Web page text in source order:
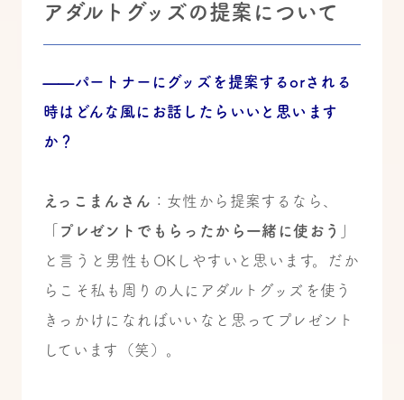
アダルトグッズの提案について
——パートナーにグッズを提案するorされる
時はどんな風にお話したらいいと思います
か？
えっこまんさん ：女性から提案するなら、
プレゼントでもらったから一緒に使おう
と言うと男性もOKしやすいと思います。だか
らこそ私も周りの人にアダルトグッズを使う
きっかけになればいいなと思ってプレゼント
しています（笑）。